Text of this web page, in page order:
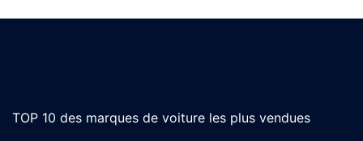
TOP 10 des marques de voiture les plus vendues